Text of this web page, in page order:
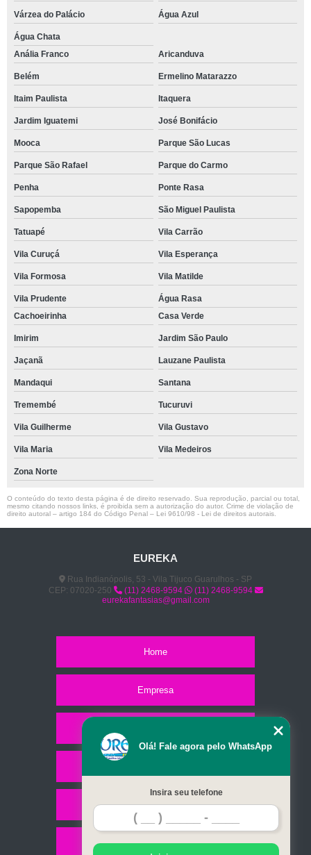
Várzea do Palácio Água Azul
Água Chata
Anália Franco
Aricanduva
Belém Ermelino Matarazzo
Itaim Paulista Itaquera
Jardim Iguatemi José Bonifácio
Mooca Parque São Lucas
Parque São Rafael Parque do Carmo
Penha Ponte Rasa
Sapopemba São Miguel Paulista
Tatuapé Vila Carrão
Vila Curuçá Vila Esperança
Vila Formosa Vila Matilde
Vila Prudente
Água Rasa
Cachoeirinha
Casa Verde
Imirim Jardim São Paulo
Jaçanã Lauzane Paulista
Mandaqui Santana
Tremembé Tucuruvi
Vila Guilherme Vila Gustavo
Vila Maria Vila Medeiros
Zona Norte
O conteúdo do texto desta página é de direito reservado. Sua reprodução, parcial ou total,
mesmo citando nossos links, é proibida sem a autorização do autor. Crime de violação de
direito autoral – artigo 184 do Código Penal – Lei 9610/98 - Lei de direitos autorais
EUREKA
Rua Indianópolis, 53 - Vila Tijuco Guarulhos - SP
CEP: 07020-250
(11) 2468-9594
(11) 2468-9594
eurekafantasias@gmail.com
Home
Empresa
Contato
Mapa do site
Olá! Fale agora pelo WhatsApp
Insira seu telefone